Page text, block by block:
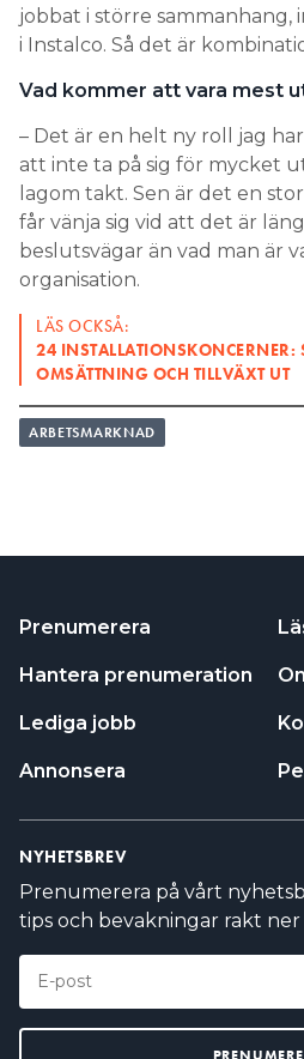
jobbat i större sammanhang,
i Instalco. Så det är
Vad kommer att vara mest
– Det är en helt ny roll jag
att inte ta på sig för mycket
lagom takt. Sen är det en
får vänja sig vid att det är
beslutsvägar än vad man är
organisation.
LÄS OCKSÅ:
24 INSTALLATIONSKONCERNER:
OMSÄTTNING OCH TILLVÄXT UT
ARBETSMARKNAD
Prenumerera
Hantera prenumeration
Lediga jobb
Annonsera
NYHETSBREV
Prenumerera på vårt
tips och bevakningar rakt